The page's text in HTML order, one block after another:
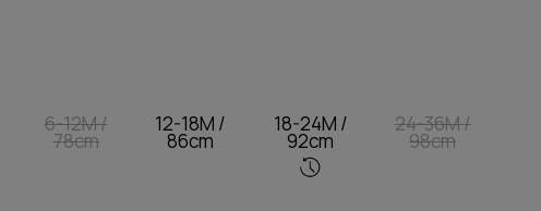
6-12M /
78cm
12-18M /
86cm
18-24M /
92cm
24-36M /
98cm